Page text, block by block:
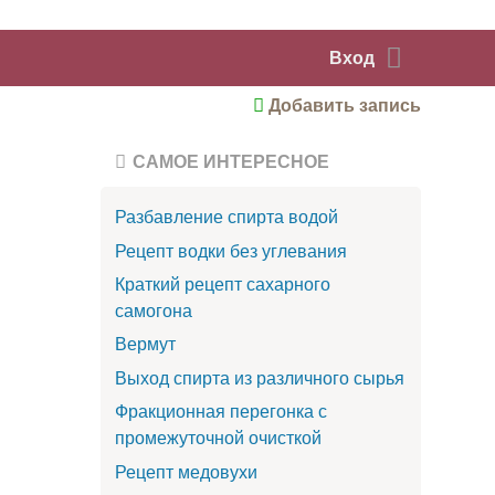
Вход
Добавить запись
САМОЕ ИНТЕРЕСНОЕ
Разбавление спирта водой
Рецепт водки без углевания
Краткий рецепт сахарного
самогона
Вермут
Выход спирта из различного сырья
Фракционная перегонка с
промежуточной очисткой
Рецепт медовухи